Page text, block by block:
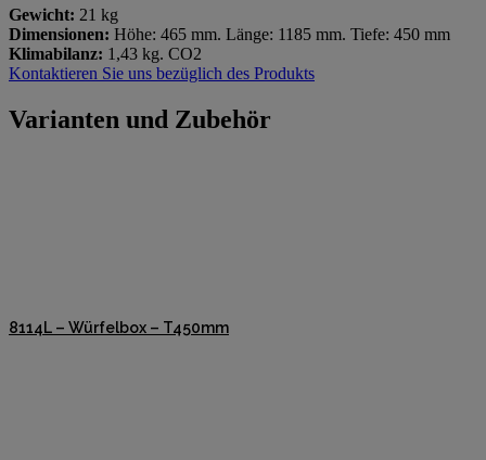
Gewicht: 21 kg
Dimensionen: Höhe: 465 mm. Länge: 1185 mm. Tiefe: 450 mm
Klimabilanz: 1,43 kg. CO2
Kontaktieren Sie uns bezüglich des Produkts
Varianten und Zubehör
8114L – Würfelbox – T450mm